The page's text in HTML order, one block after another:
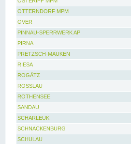
OTTERNDORF MPM
OVER
PINNAU-SPERRWERK AP
PIRNA
PRETZSCH-MAUKEN
RIESA
ROGÄTZ
ROSSLAU
ROTHENSEE
SANDAU
SCHARLEUK
SCHNACKENBURG
SCHULAU